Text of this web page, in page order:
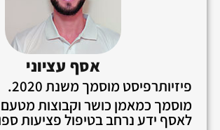
אסף עציוני
פיזיותרפיסט מוסמך משנת 2020.
מוסמך כמאמן כושר וקבוצות מטעם
לאסף ידע נרחב בטיפול פציעות